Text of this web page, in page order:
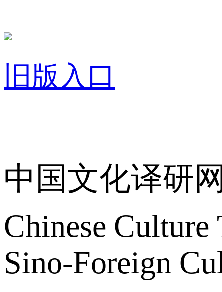
旧版入口
中国文化译研
Chinese
Sino-Foreign